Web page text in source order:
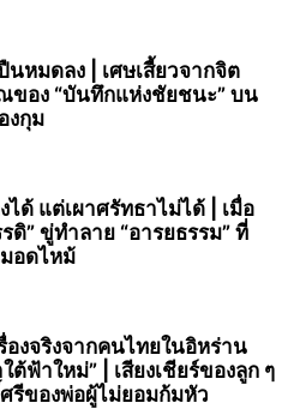
นหมดลง | เศษเสี้ยวจากจิต
อง “บันทึกแห่งชัยชนะ” บน
งกุม
งได้ แต่เผาศรัทธาไม่ได้ | เมื่อ
รดิ” ขู่ทำลาย “อารยธรรม” ที่
อดไหม้
องจริงจากคนไทยในอิหร่าน
ต้ฟ้าใหม่” | เสียงเชียร์ของลูก ๆ
รีของพ่อผู้ไม่ยอมก้มหัว